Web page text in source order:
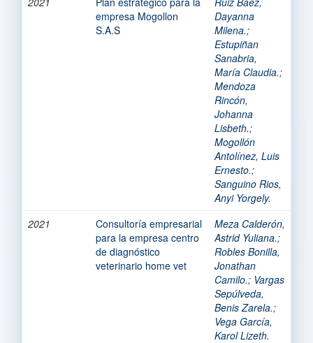
empresa Mogollon
S.A.S
Dayanna
Milena.;
Estupiñan
Sanabria,
María Claudia.;
Mendoza
Rincón,
Johanna
Lisbeth.;
Mogollón
Antolínez, Luis
Ernesto.;
Sanguino Rios,
Anyi Yorgely.
2021
Consultoría empresarial
para la empresa centro
de diagnóstico
veterinario home vet
Meza Calderón,
Astrid Yuliana.;
Robles Bonilla,
Jonathan
Camilo.; Vargas
Sepúlveda,
Benis Zarela.;
Vega García,
Karol Lizeth.